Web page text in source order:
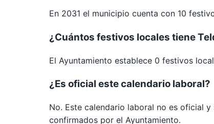
En 2031 el municipio cuenta con 10
¿Cuántos festivos locales tiene
El Ayuntamiento establece 0 festivos
¿Es oficial este calendario laboral?
No. Este calendario laboral no es oficial
confirmados por el Ayuntamiento.